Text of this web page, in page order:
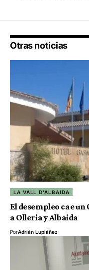
Otras noticias
LA VALL D'ALBAIDA
El desempleo cae un
a Olleria y Albaida
PorAdrián Lupiáñez